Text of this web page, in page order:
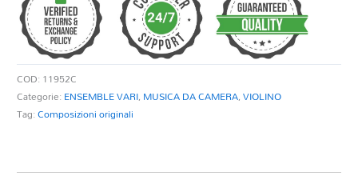
PIANOFORTE
quantità
COD: 11952C
Categorie: ENSEMBLE VARI, MUSICA DA CAMERA,VIOLINO
Tag:Composizioni originali